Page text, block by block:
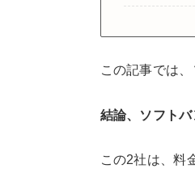
この記事では
結論、ソフトバ
この2社は、料